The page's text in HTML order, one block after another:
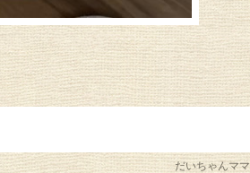
だいちゃんママ